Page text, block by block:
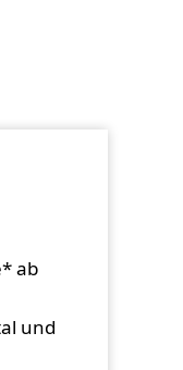
ab
und